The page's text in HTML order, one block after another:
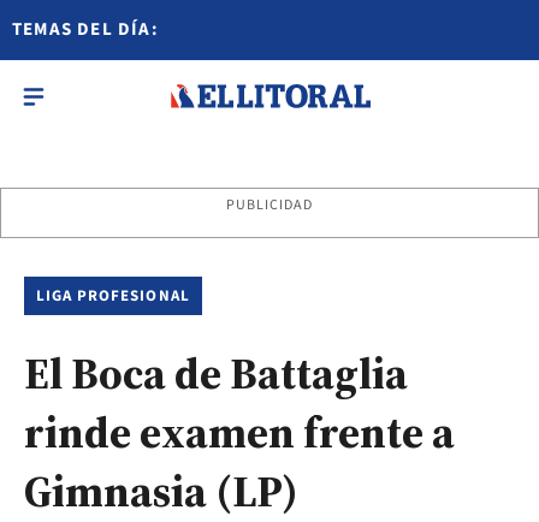
TEMAS DEL DÍA:
PUBLICIDAD
LIGA PROFESIONAL
El Boca de Battaglia
rinde examen frente a
Gimnasia (LP)